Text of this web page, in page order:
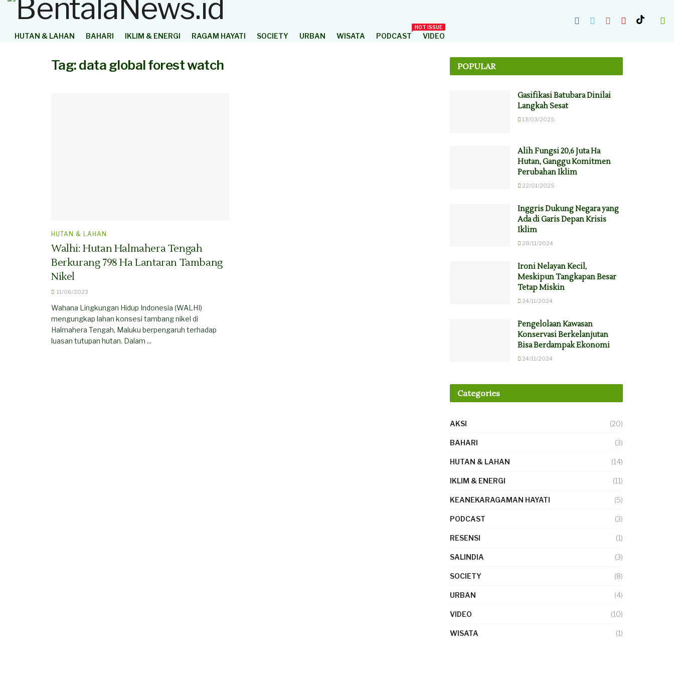
HUTAN & LAHAN BAHARI IKLIM & ENERGI RAGAM HAYATI SOCIETY URBAN WISATA PODCAST
HOT ISSUE
VIDEO
Tag:data global forest watch
HUTAN & LAHAN
Walhi: Hutan Halmahera Tengah
Berkurang 798 Ha Lantaran Tambang
Nikel
11/06/2023
Wahana Lingkungan Hidup Indonesia (WALHI)
mengungkap lahan konsesi tambang nikel di
Halmahera Tengah, Maluku berpengaruh terhadap
luasan tutupan hutan. Dalam ...
POPULAR
Gasifikasi Batubara Dinilai
Langkah Sesat
13/03/2025
Alih Fungsi 20,6 Juta Ha
Hutan, Ganggu Komitmen
Perubahan Iklim
22/01/2025
Inggris Dukung Negara yang
Ada di Garis Depan Krisis
Iklim
28/11/2024
Ironi Nelayan Kecil,
Meskipun Tangkapan Besar
Tetap Miskin
24/11/2024
Pengelolaan Kawasan
Konservasi Berkelanjutan
Bisa Berdampak Ekonomi
24/11/2024
Categories
AKSI (20)
BAHARI (3)
HUTAN & LAHAN (14)
IKLIM & ENERGI (11)
KEANEKARAGAMAN HAYATI (5)
PODCAST (3)
RESENSI (1)
SALINDIA (3)
SOCIETY (8)
URBAN (4)
VIDEO (10)
WISATA (1)